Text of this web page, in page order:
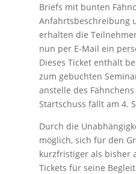
Briefs mit bunten
Anfahrtsbeschreibung
erhalten die
nun per E-Mail ein
Dieses Ticket enthält
zum gebuchten
anstelle des
Startschuss fällt am 4.
Durch die
möglich, sich für den
kurzfristiger als bisher
Tickets für seine